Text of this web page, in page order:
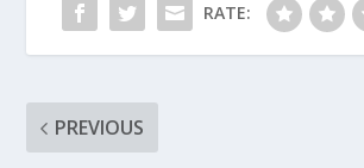
RATE:
PREVIOUS